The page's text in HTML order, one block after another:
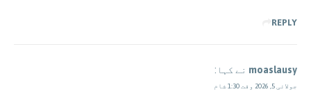
REPLY
moaslausy نے کہا:
جولائی 5, 2026 وقت 1:30 شام